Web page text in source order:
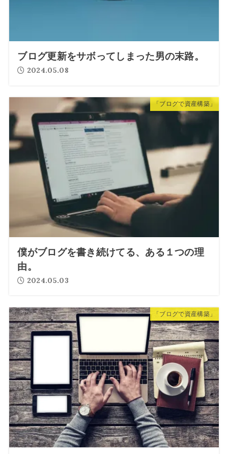
ブログ更新をサボってしまった男の末路。
2024.05.08
「ブログで資産構築」
僕がブログを書き続けてる、ある１つの理
由。
2024.05.03
「ブログで資産構築」